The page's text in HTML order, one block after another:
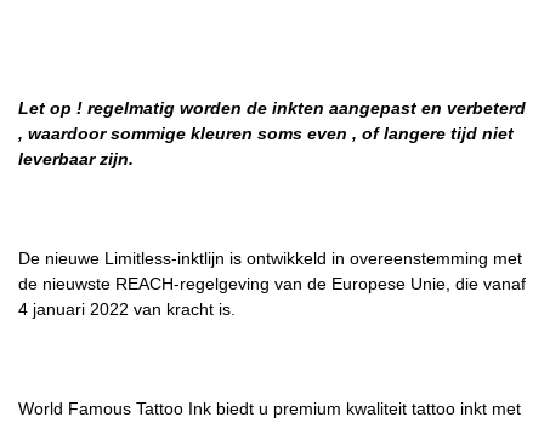
Let op ! regelmatig worden de inkten aangepast en verbeterd
, waardoor sommige kleuren soms even , of langere tijd niet
leverbaar zijn.
De nieuwe Limitless-inktlijn is ontwikkeld in overeenstemming met
de nieuwste REACH-regelgeving van de Europese Unie, die vanaf
4 januari 2022 van kracht is.
World Famous Tattoo Ink biedt u premium kwaliteit tattoo inkt met